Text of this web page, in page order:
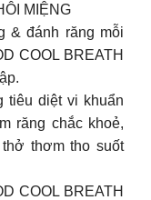
MIỆNG
& đánh răng mỗi
COOL BREATH
tiêu diệt vi khuẩn
răng chắc khoẻ,
thơm tho suốt
COOL BREATH